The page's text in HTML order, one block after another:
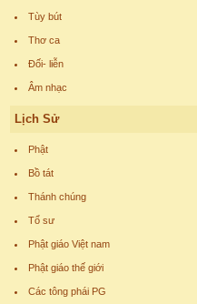
Tùy bút
Thơ ca
Đối- liễn
Âm nhạc
Lịch Sử
Phật
Bồ tát
Thánh chúng
Tổ sư
Phật giáo Việt nam
Phật giáo thế giới
Các tông phái PG